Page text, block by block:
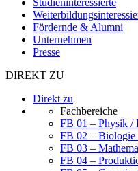
Fördernde & Alumni
Unternehmen
Presse
DIREKT ZU
Direkt zu
Fachbereiche
FB 01 – Physik /
FB 02 – Biologie
FB 03 –
FB 04 –